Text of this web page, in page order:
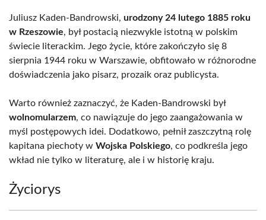
Juliusz Kaden-Bandrowski, urodzony 24 lutego 1885 roku
w Rzeszowie, był postacią niezwykle istotną w polskim
świecie literackim. Jego życie, które zakończyło się 8
sierpnia 1944 roku w Warszawie, obfitowało w różnorodne
doświadczenia jako pisarz, prozaik oraz publicysta.
Warto również zaznaczyć, że Kaden-Bandrowski był
wolnomularzem, co nawiązuje do jego zaangażowania w
myśl postępowych idei. Dodatkowo, pełnił zaszczytną rolę
kapitana piechoty w Wojska Polskiego, co podkreśla jego
wkład nie tylko w literaturę, ale i w historię kraju.
Życiorys